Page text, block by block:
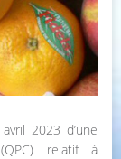
2023 d’une
relatif à